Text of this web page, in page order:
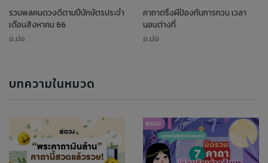
รวมพลคนดวงดีตามปีนักษัตรประจำ
เดือนสิงหาคม 66
อ.ปอ
คาถาตรึงผีป้องกันการกวน เวลา
นอนต่างที่
อ.ปอ
บทความในหมวด